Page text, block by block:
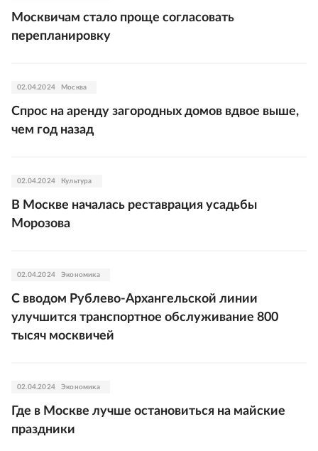
Москвичам стало проще согласовать
перепланировку
02.04.2024 Москва
Спрос на аренду загородных домов вдвое выше,
чем год назад
02.04.2024 Культура
В Москве началась реставрация усадьбы
Морозова
02.04.2024 Экономика
С вводом Рублево-Архангельской линии
улучшится транспортное обслуживание 800
тысяч москвичей
02.04.2024 Экономика
Где в Москве лучше остановиться на майские
праздники